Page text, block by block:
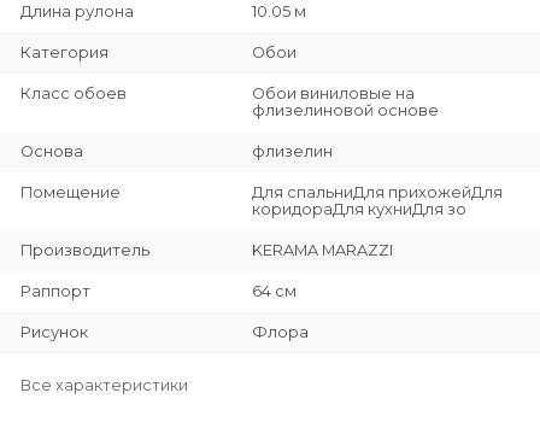
Длина рулона 10.05 м
Категория Обои
Класс обоев
Обои виниловые на
флизелиновой основе
Основа флизелин
Помещение
Для спальниДля прихожейДля
коридораДля кухниДля зо
Производитель KERAMA MARAZZI
Раппорт 64 см
Рисунок Флора
Все характеристики